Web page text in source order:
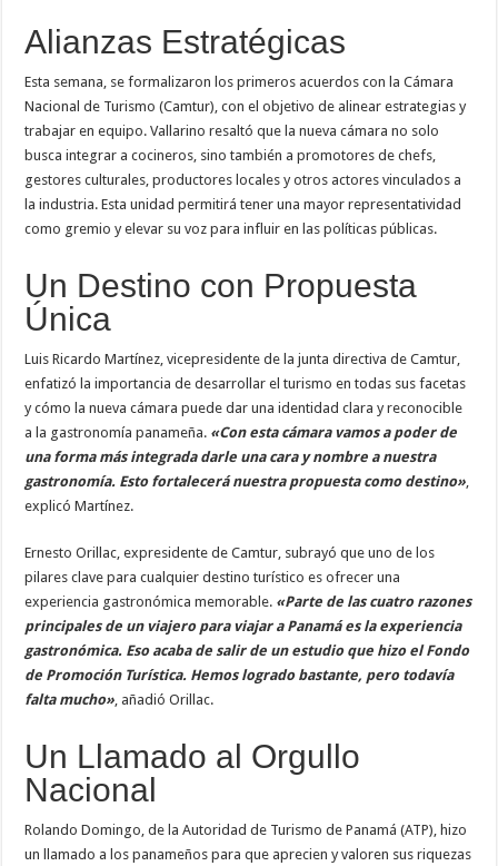
Alianzas Estratégicas
Esta semana, se formalizaron los primeros acuerdos con la Cámara
Nacional de Turismo (Camtur), con el objetivo de alinear estrategias y
trabajar en equipo. Vallarino resaltó que la nueva cámara no solo
busca integrar a cocineros, sino también a promotores de chefs,
gestores culturales, productores locales y otros actores vinculados a
la industria. Esta unidad permitirá tener una mayor representatividad
como gremio y elevar su voz para influir en las políticas públicas.
Un Destino con Propuesta
Única
Luis Ricardo Martínez, vicepresidente de la junta directiva de Camtur,
enfatizó la importancia de desarrollar el turismo en todas sus facetas
y cómo la nueva cámara puede dar una identidad clara y reconocible
a la gastronomía panameña. «Con esta cámara vamos a poder de
una forma más integrada darle una cara y nombre a nuestra
gastronomía. Esto fortalecerá nuestra propuesta como destino»
explicó Martínez.
Ernesto Orillac, expresidente de Camtur, subrayó que uno de los
pilares clave para cualquier destino turístico es ofrecer una
experiencia gastronómica memorable. «Parte de las cuatro razones
principales de un viajero para viajar a Panamá es la experiencia
gastronómica. Eso acaba de salir de un estudio que hizo el Fondo
de Promoción Turística. Hemos logrado bastante, pero todavía
falta mucho» , añadió Orillac.
Un Llamado al Orgullo
Nacional
Rolando Domingo, de la Autoridad de Turismo de Panamá (ATP), hizo
un llamado a los panameños para que aprecien y valoren sus riquezas